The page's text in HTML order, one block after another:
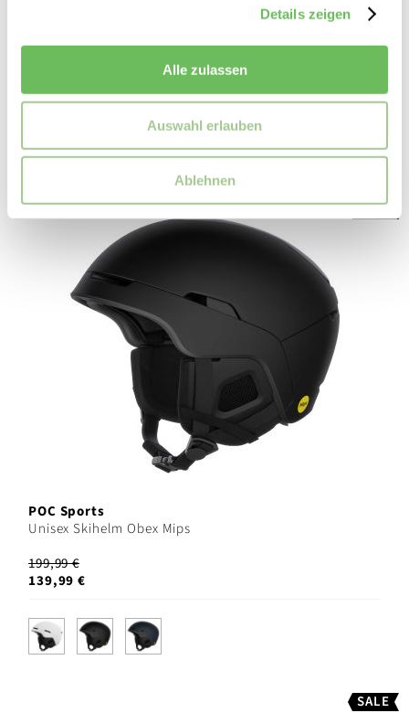
Details zeigen
Alle zulassen
Auswahl erlauben
Ablehnen
149,99 €
SALE
POC Sports
Unisex Skihelm Obex Mips
199,99 €
139,99 €
SALE